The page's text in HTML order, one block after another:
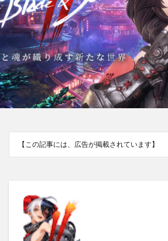
【この記事には、広告が掲載されています】